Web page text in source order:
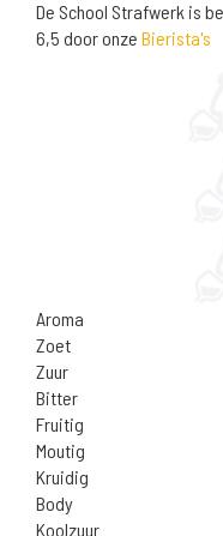
De School Strafwerk is
6,5 door onze Bierista's
Aroma
Zoet
Zuur
Bitter
Fruitig
Moutig
Kruidig
Body
Koolzuur